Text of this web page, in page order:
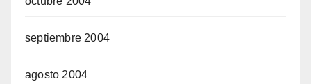
septiembre 2004
agosto 2004